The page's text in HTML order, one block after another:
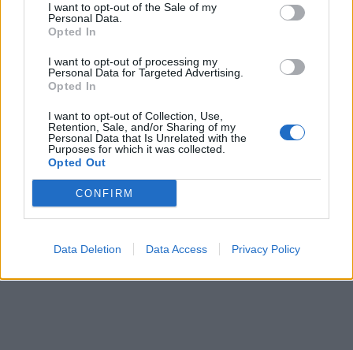
I want to opt-out of the Sale of my
Personal Data.
Opted In
I want to opt-out of processing my
Personal Data for Targeted Advertising.
Opted In
I want to opt-out of Collection, Use,
Retention, Sale, and/or Sharing of my
Personal Data that Is Unrelated with the
Purposes for which it was collected.
Opted Out
CONFIRM
Data Deletion Data Access Privacy Policy